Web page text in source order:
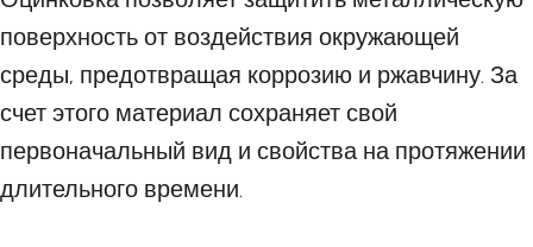
поверхность от воздействия окружающей
среды, предотвращая коррозию и ржавчину. За
счет этого материал сохраняет свой
первоначальный вид и свойства на протяжении
длительного времени.